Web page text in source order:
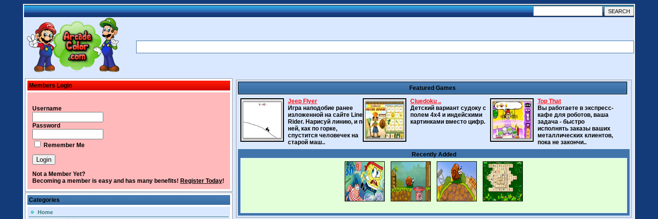
Members Login
Username
Password
Remember Me
Not a Member Yet?
Becoming a member is easy and has many benefits! Register Today!
Categories
Home
Featured Games
Jeep Flyer
Игра наподобие ранее
изложенной на сайте Line
Rider. Нарисуй линию, и по
ней, как по горке,
спустится человечек на
старой маш..
Cluedoku ..
Детский вариант судоку с
полем 4х4 и индейскими
картинками вместо цифр.
Top That
Вы работаете в экспресс-
кафе для роботов, ваша
задача - быстро
исполнять заказы ваших
металлических клиентов,
пока не закончи..
Recently Added